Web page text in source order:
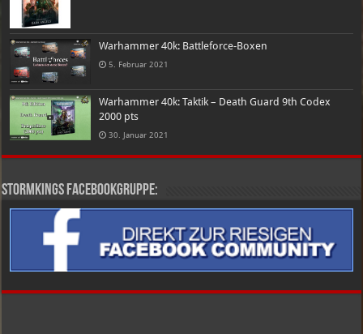
Warhammer 40k: Battleforce-Boxen
5. Februar 2021
Warhammer 40k: Taktik – Death Guard 9th Codex
2000 pts
30. Januar 2021
Stormkings Facebookgruppe: